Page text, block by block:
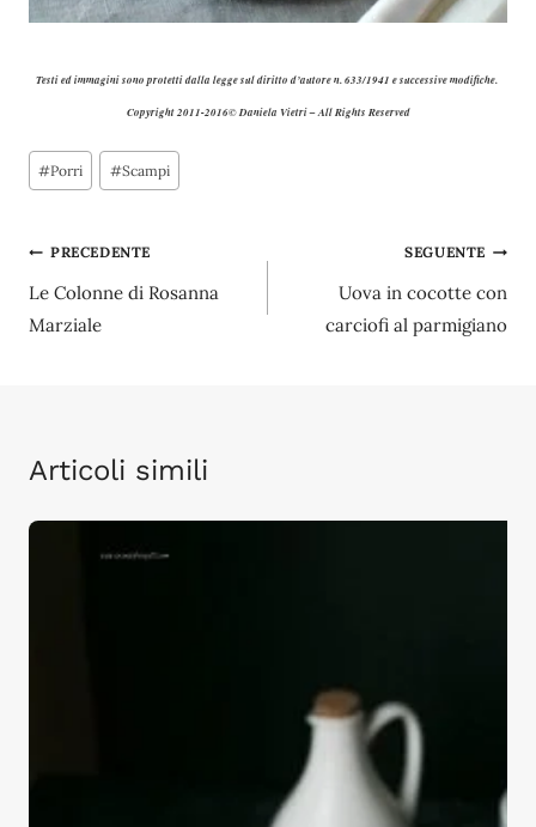
Testi ed immagini sono protetti dalla legge sul diritto d’autore n. 633/1941 e successive modifiche.
Copyright 2011-2016© Daniela Vietri – All Rights Reserved
Tag
articolo:
#Porri #Scampi
Navigazione
articoli
PRECEDENTE
Le Colonne di Rosanna
Marziale
SEGUENTE
Uova in cocotte con
carciofi al parmigiano
Articoli simili